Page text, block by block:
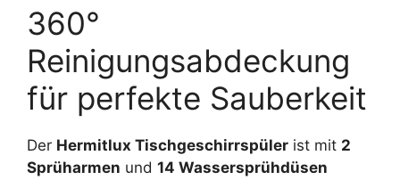
360°
Reinigungsabdeckung
für perfekte Sauberkeit
Der Hermitlux Tischgeschirrspüler ist mit 2
Sprüharmen und 14 Wassersprühdüsen